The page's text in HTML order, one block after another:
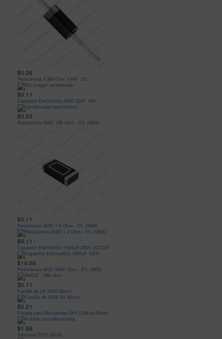
$0.26
Resistencia 4.3M Ohm 1/4W - 5%
$0.11
Capacitor Electrolitico SMD 22uF 16V
$0.53
Resistencia SMD 10K Ohm - 5% (0603)
$0.11
Resistencia SMD 1.6 Ohm - 5% (0603)
$0.11
Capacitor Electrolitico 1500uF 200V JCCON
$10.58
Resistencia SMD 560K Ohm - 5% (0805)
$0.11
Fusible de 2A 250V 30mm
$0.21
Fusible para Microondas 5KV 0.9A 6x40mm
$1.58
Termistor NTC 5D-20